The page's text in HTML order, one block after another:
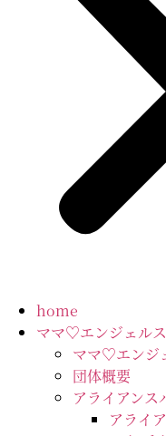
home
ママ♡エンジェル
ママ♡エンジ
団体概要
アライアンス
アライ